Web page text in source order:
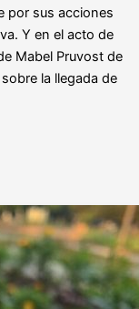
por sus acciones
Y en el acto de
Mabel Pruvost de
la llegada de